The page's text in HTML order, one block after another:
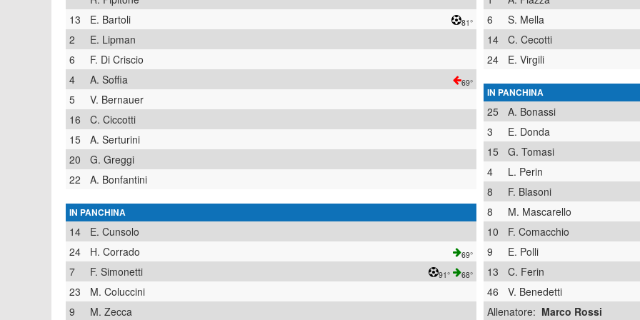
13
E. Bartoli 81°
2
E. Lipman
6
F. Di Criscio
4
A. Soffia 69°
5
V. Bernauer
16
C. Ciccotti
15
A. Serturini
20
G. Greggi
22
A. Bonfantini
IN PANCHINA
14
E. Cunsolo
24
H. Corrado 69°
7 F. Simonetti 91° 68°
23
M. Coluccini
9
M. Zecca
6
S. Mella
14
C. Cecotti
24
E. Virgili
IN PANCHINA
25
A. Bonassi
3
E. Donda
15
G. Tomasi
4
L. Perin
8
F. Blasoni
8
M. Mascarello
10
F. Comacchio
9
E. Polli
13
C. Ferin
46
V. Benedetti
Allenatore: Marco Rossi